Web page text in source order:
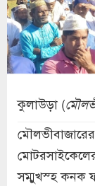
কুলাউড়া (
সম্মুখস্হ কনক